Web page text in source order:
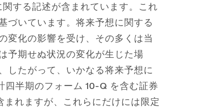
する記述が含まれています。これ
づいています。将来予想に関する
変化の影響を受け、その多くは当
予期せぬ状況の変化が生じた場
したがって、いかなる将来予想に
半期のフォーム 10-Q を含む証券
れますが、これらにだけには限定